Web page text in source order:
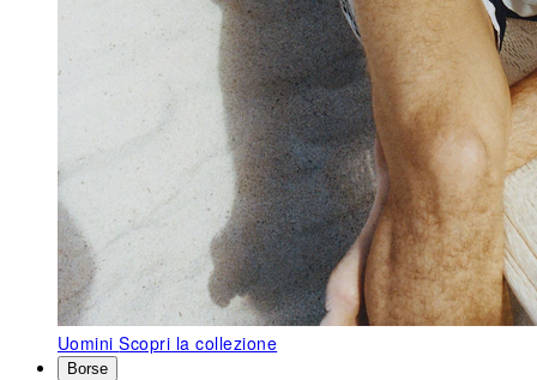
UominiScopri la collezione
Borse